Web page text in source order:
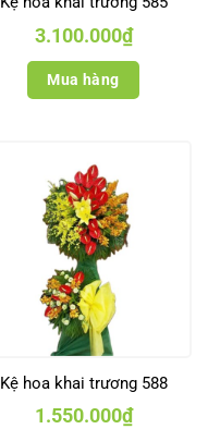
3.100.000₫
Mua hàng
Kệ hoa khai trương 588
1.550.000₫